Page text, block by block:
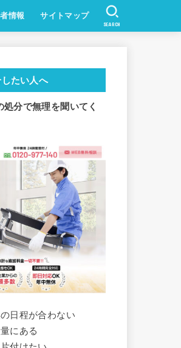
情報 サイトマップ
SEARCH
たい人へ
処分で無理を聞いてく
日程が合わない
にある